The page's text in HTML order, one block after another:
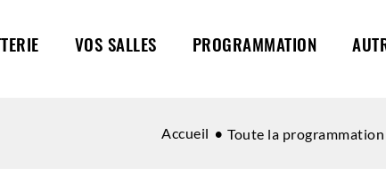
VOS SALLES PROGRAMMATION
Accueil Toute la programmation